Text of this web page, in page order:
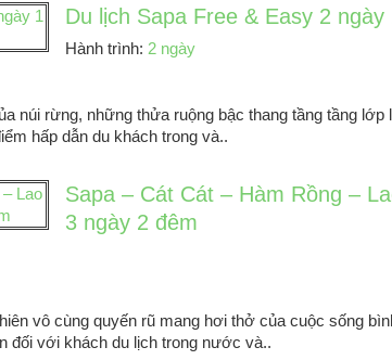
Du lịch Sapa Free & Easy 2 ngày
Hành trình: 2 ngày
núi rừng, những thửa ruộng bậc thang tầng tầng lớp
hấp dẫn du khách trong và..
Sapa – Cát Cát – Hàm Rồng –
3 ngày 2 đêm
vô cùng quyến rũ mang hơi thở của cuộc sống
đối với khách du lịch trong nước và..